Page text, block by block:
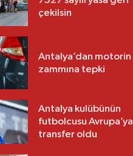
çekilsin
Antalya’dan motorin
zammına tepki
Antalya kulübünün
futbolcusu Avrupa’ya
transfer oldu